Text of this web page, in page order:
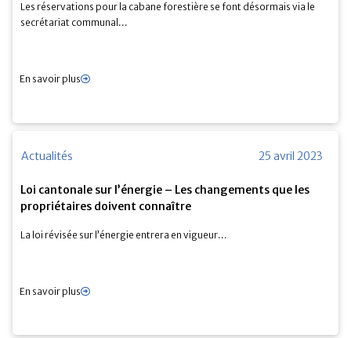
Les réservations pour la cabane forestière se font désormais via le
secrétariat communal...
En savoir plus
Actualités 25 avril 2023
Loi cantonale sur l’énergie – Les changements que les
propriétaires doivent connaître
La loi révisée sur l’énergie entrera en vigueur...
En savoir plus